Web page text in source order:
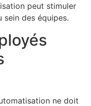
peut stimuler
sein des équipes.
ne doit